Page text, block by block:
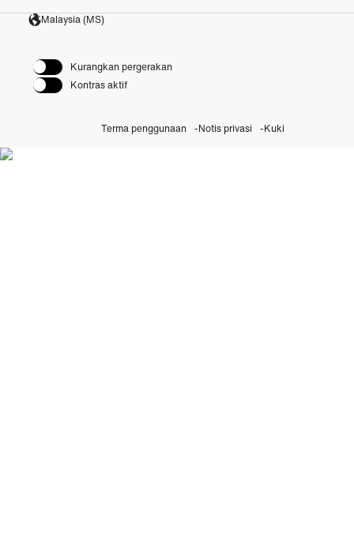
Malaysia (MS)
Kurangkan pergerakan
Kontras aktif
Terma penggunaan Notis privasi Kuki